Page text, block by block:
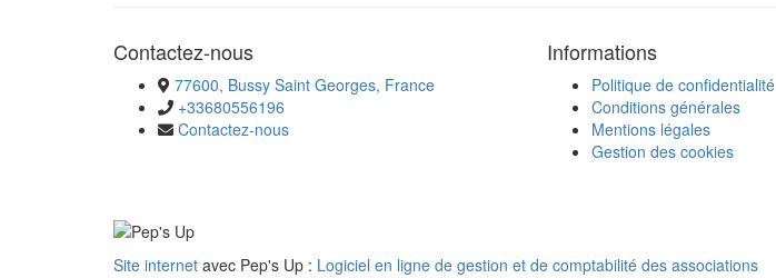
Contactez-nous
77600, Bussy Saint Georges, France
+33680556196
Contactez-nous
Informations
Politique de confidentialité
Conditions générales
Mentions légales
Gestion des cookies
Site internet avec Pep's Up : Logiciel en ligne de gestion et de comptabilité des associations